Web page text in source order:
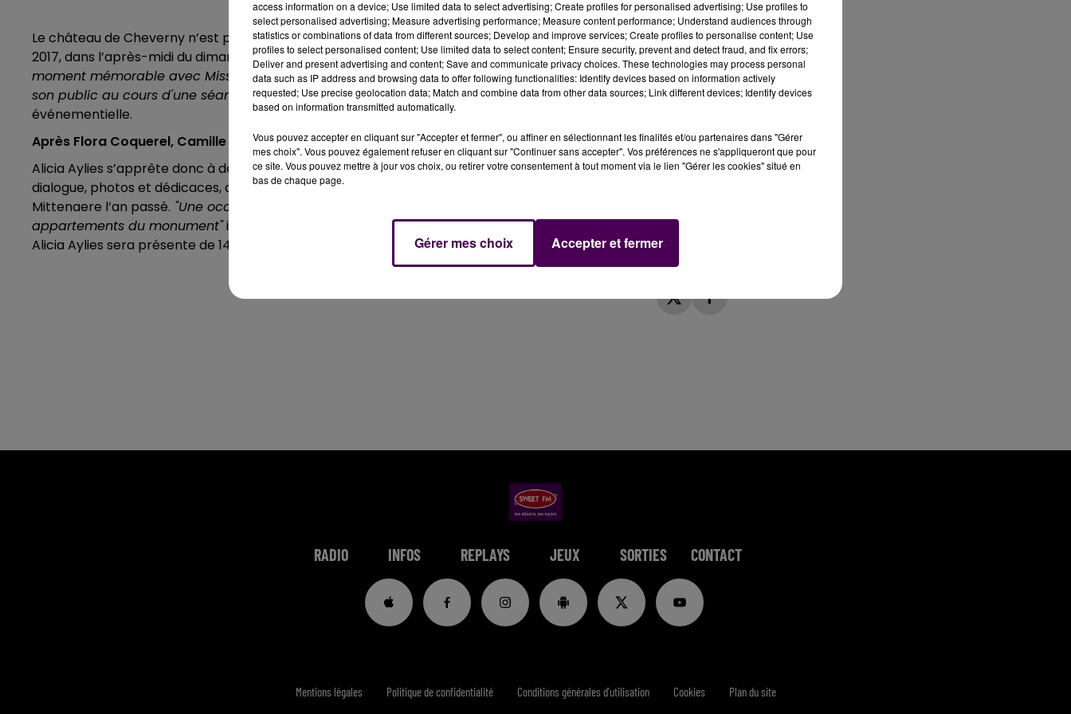
Le château de Cheverny n’est pas peu fier d’annoncer qu’il accueillera Alicia Aylies, autrement dit Miss France
2017, dans l’après-midi du dimanche 1er octobre :"Pour la 4e̬me année consécutive, vous pourrez partager un
moment mémorable avec Miss France dans un cadre prestigieux. Alicia Aylies viendra à la rencontre de
son public au cours d'une séance de dédicaces et de photos"détaillent les organisateurs de cette venue
événementielle.
Après Flora Coquerel, Camille Cerf...
Alicia Aylies s’apprête donc à devenir la quatrième Miss France à se prêter au jeu des échanges avec le public,
dialogue, photos et dédicaces, dans le sillage de Flora Cocquerel en 2014, de Camille Cerf en 2015 et d’Iris
Mittenaere l’an passé. "Une occasion unique de passer un moment privilégié avec Miss France dans les
appartements du monument"insistent les responsables du lieu, qui devraient ainsi doper la fréquentation.
Alicia Aylies sera présente de 14h à 17h.
RADIO INFOS REPLAYS JEUX SORTIES CONTACT
Mentions légales Politique de confidentialité Conditions générales d'utilisation Cookies Plan du site
access information on a device; Use limited data to select advertising; Create profiles for personalised advertising; Use profiles to
select personalised advertising; Measure advertising performance; Measure content performance; Understand audiences through
statistics or combinations of data from different sources; Develop and improve services; Create profiles to personalise content; Use
profiles to select personalised content; Use limited data to select content; Ensure security, prevent and detect fraud, and fix errors;
Deliver and present advertising and content; Save and communicate privacy choices. These technologies may process personal
data such as IP address and browsing data to offer following functionalities: Identify devices based on information actively
requested; Use precise geolocation data; Match and combine data from other data sources; Link different devices; Identify devices
based on information transmitted automatically.
Vous pouvez accepter en cliquant sur "Accepter et fermer", ou affiner en sélectionnant les finalités et/ou partenaires dans "Gérer
mes choix". Vous pouvez également refuser en cliquant sur "Continuer sans accepter". Vos préférences ne s'appliqueront que pour
ce site. Vous pouvez mettre à jour vos choix, ou retirer votre consentement à tout moment via le lien "Gérer les cookies" situé en
bas de chaque page.
Gérer mes choix Accepter et fermer